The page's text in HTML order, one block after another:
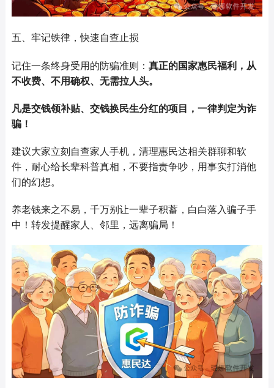
五、牢记铁律，快速自查止损
记住一条终身受用的防骗准则： 真正的国家惠民福利，从
不收费、不用确权、无需拉人头。
凡是交钱领补贴、交钱换民生分红的项目，一律判定为诈
骗！
建议大家立刻自查家人手机，清理惠民达相关群聊和软
件，耐心给长辈科普真相，不要指责争吵，用事实打消他
们的幻想。
养老钱来之不易，千万别让一辈子积蓄，白白落入骗子手
中！转发提醒家人、邻里，远离骗局！